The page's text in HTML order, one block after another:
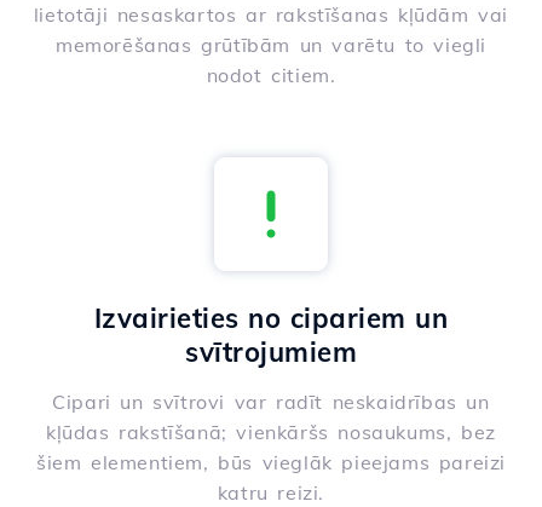
lietotāji nesaskartos ar rakstīšanas kļūdām vai
memorēšanas grūtībām un varētu to viegli
nodot citiem.
Izvairieties no cipariem un
svītrojumiem
Cipari un svītrovi var radīt neskaidrības un
kļūdas rakstīšanā; vienkāršs nosaukums, bez
šiem elementiem, būs vieglāk pieejams pareizi
katru reizi.